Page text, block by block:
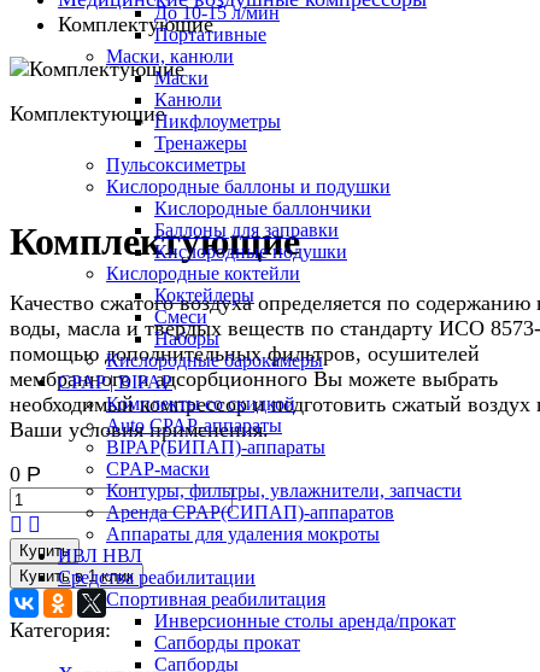
До 10-15 л/мин
Портативные
Маски, канюли
Маски
Канюли
Пикфлоуметры
Тренажеры
Пульсоксиметры
Кислородные баллоны и подушки
Кислородные баллончики
Баллоны для заправки
Кислородные подушки
Кислородные коктейли
Коктейлеры
Смеси
Наборы
Кислородные барокамеры
CPAP | BIPAP
Комплекты со скидкой
Auto CPAP-аппараты
BIPAP(БИПАП)-аппараты
CPAP-маски
Контуры, фильтры, увлажнители, запчасти
Аренда CPAP(СИПАП)-аппаратов
Аппараты для удаления мокроты
ИВЛ НВЛ
Средства реабилитации
Спортивная реабилитация
Инверсионные столы аренда/прокат
Сапборды прокат
Сапборды
Комплектующие
Комплектующие
Комплектующие
Качество сжатого воздуха определяется по содержанию
воды, масла и твердых веществ по стандарту ИСО
помощью дополнительных фильтров, осушителей
мембранного и адсорбционного Вы можете выбрать
необходимый компрессор и подготовить сжатый воздух
Ваши условия применения.
0 Р
Купить
Категория: